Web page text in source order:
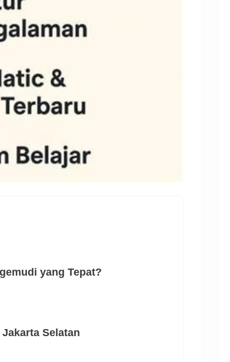
yang Tepat?
Selatan